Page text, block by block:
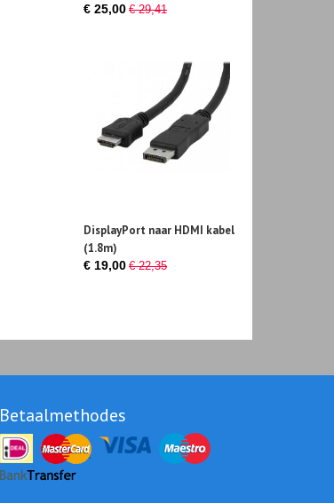
€ 25,00 € 29,41
DisplayPort naar HDMI kabel
(1.8m)
€ 19,00 € 22,35
Betaalmethodes